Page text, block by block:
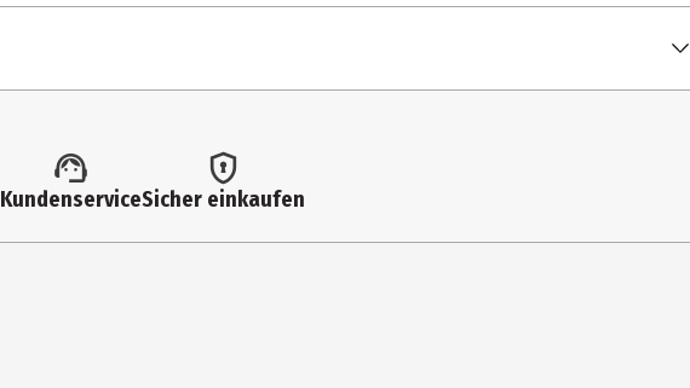
KundenserviceSicher einkaufen